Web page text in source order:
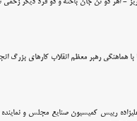
- اهر دو تن جان باخته و دو فرد دیگر زخمی
هماهنگی رهبر معظم انقلاب کارهای بزرگ
رییس کمیسیون صنایع مجلس و